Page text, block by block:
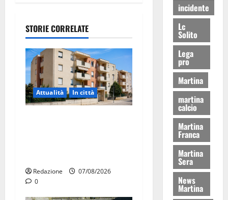
STORIE CORRELATE
Attualità In città
Redazione
07/08/2026
0
incidente
Lc
Solito
Lega
pro
Martina
martina
calcio
Martina
Franca
Martina
Sera
News
Martina